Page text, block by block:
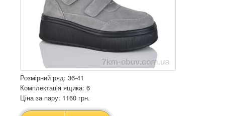
Розмірний ряд: 36-41
Комплектація ящика: 6
Ціна за пару: 1160 грн.